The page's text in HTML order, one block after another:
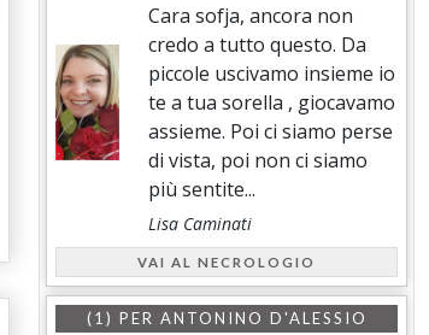
Cara sofja, ancora non
credo a tutto questo. Da
piccole uscivamo insieme io
te a tua sorella , giocavamo
assieme. Poi ci siamo perse
di vista, poi non ci siamo
più sentite...
Lisa Caminati
VAI AL NECROLOGIO
(1) PER ANTONINO D'ALESSIO